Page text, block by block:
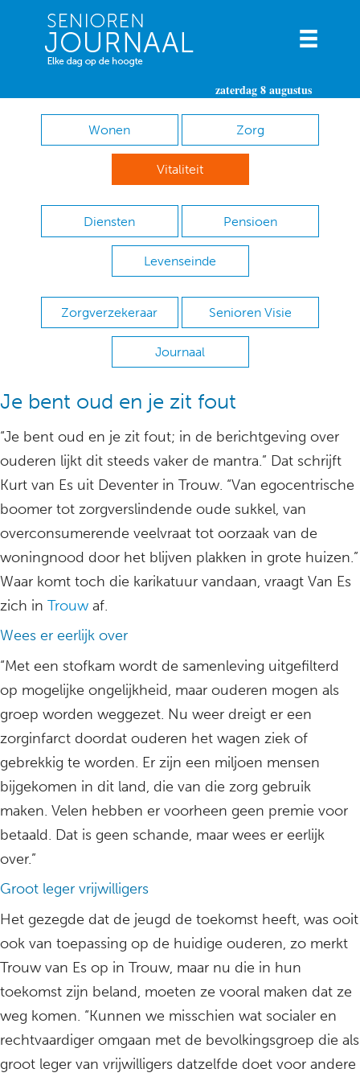
zaterdag 8 augustus
Wonen Zorg
Vitaliteit
Diensten Pensioen
Levenseinde
Zorgverzekeraar Senioren Visie
Journaal
Je bent oud en je zit fout
“Je bent oud en je zit fout; in de berichtgeving over
ouderen lijkt dit steeds vaker de mantra.” Dat schrijft
Kurt van Es uit Deventer in Trouw. “Van egocentrische
boomer tot zorgverslindende oude sukkel, van
overconsumerende veelvraat tot oorzaak van de
woningnood door het blijven plakken in grote huizen.”
Waar komt toch die karikatuur vandaan, vraagt Van Es
zich in Trouw af.
Wees er eerlijk over
“Met een stofkam wordt de samenleving uitgefilterd
op mogelijke ongelijkheid, maar ouderen mogen als
groep worden weggezet. Nu weer dreigt er een
zorginfarct doordat ouderen het wagen ziek of
gebrekkig te worden. Er zijn een miljoen mensen
bijgekomen in dit land, die van die zorg gebruik
maken. Velen hebben er voorheen geen premie voor
betaald. Dat is geen schande, maar wees er eerlijk
over.”
Groot leger vrijwilligers
Het gezegde dat de jeugd de toekomst heeft, was ooit
ook van toepassing op de huidige ouderen, zo merkt
Trouw van Es op in Trouw, maar nu die in hun
toekomst zijn beland, moeten ze vooral maken dat ze
weg komen. “Kunnen we misschien wat socialer en
rechtvaardiger omgaan met de bevolkingsgroep die als
groot leger van vrijwilligers datzelfde doet voor andere